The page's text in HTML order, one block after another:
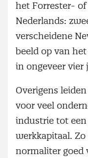
het Forrester-
Nederlands:
verscheidene
beeld op van
in ongeveer vier
Overigens
voor veel
industrie tot
werkkapitaal.
normaliter goed